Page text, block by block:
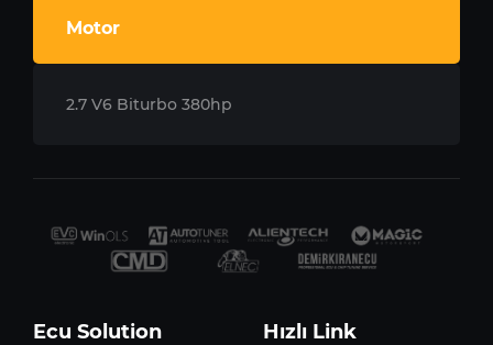
Motor
2.7 V6 Biturbo 380hp
Ecu Solution Hızlı Link